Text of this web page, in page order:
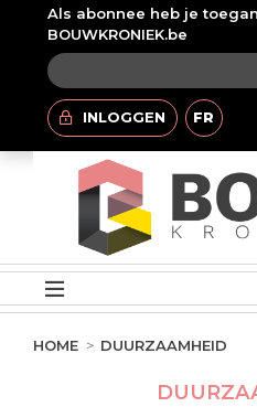
Als abonnee heb je
BOUWKRONIEK.be
INLOGGEN FR
HOME DUURZAAMHEID